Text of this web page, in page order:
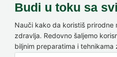
Budi u toku sa
Nauči kako da koristiš prirodne
zdravlja. Redovno šaljemo
biljnim preparatima i tehnikama